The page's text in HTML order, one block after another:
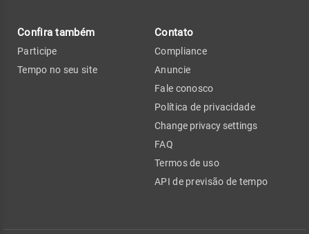
Confira também
Participe
Tempo no seu site
Contato
Compliance
Anuncie
Fale conosco
Política de privacidade
Change privacy settings
FAQ
Termos de uso
API de previsão de tempo